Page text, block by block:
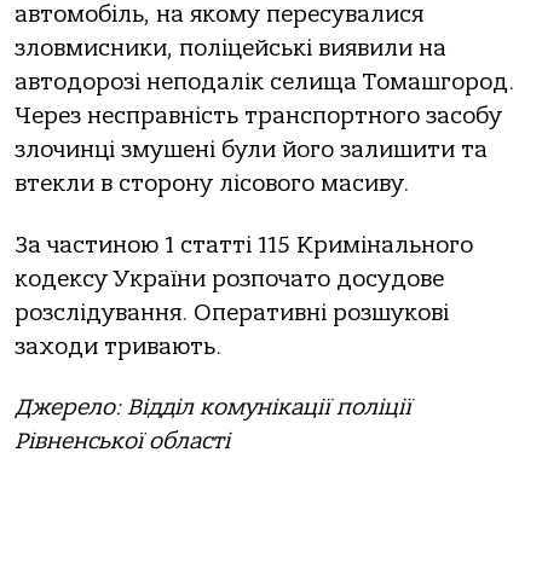
автомобіль, на якому пересувалися
зловмисники, поліцейські виявили на
автодорозі неподалік селища Томашгород.
Через несправність транспортного засобу
злочинці змушені були його залишити та
втекли в сторону лісового масиву.
За частиною 1 статті 115 Кримінального
кодексу України розпочато досудове
розслідування. Оперативні розшукові
заходи тривають.
Джерело: Відділ комунікації поліції
Рівненської області